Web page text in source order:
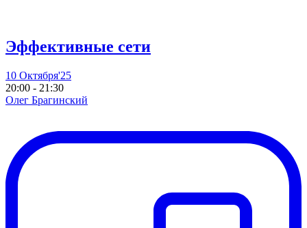
Эффективные сети
10 Октября'25
20:00 - 21:30
Олег Брагинский